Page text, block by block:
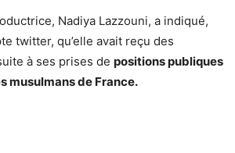
Nadiya Lazzouni, a indiqué,
twitter, qu’elle avait reçu des
à ses prises de positions publiques
musulmans de France.